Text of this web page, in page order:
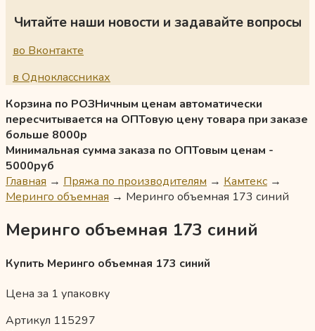
Читайте наши новости и задавайте вопросы
во Вконтакте
в Одноклассниках
Корзина по РОЗНичным ценам автоматически
пересчитывается на ОПТовую цену товара при заказе
больше 8000р
Минимальная сумма заказа по ОПТовым ценам -
5000руб
Главная → Пряжа по производителям → Камтекс →
Меринго объемная → Меринго объемная 173 синий
Меринго объемная 173 синий
Купить Меринго объемная 173 синий
Цена за 1 упаковку
Артикул 115297